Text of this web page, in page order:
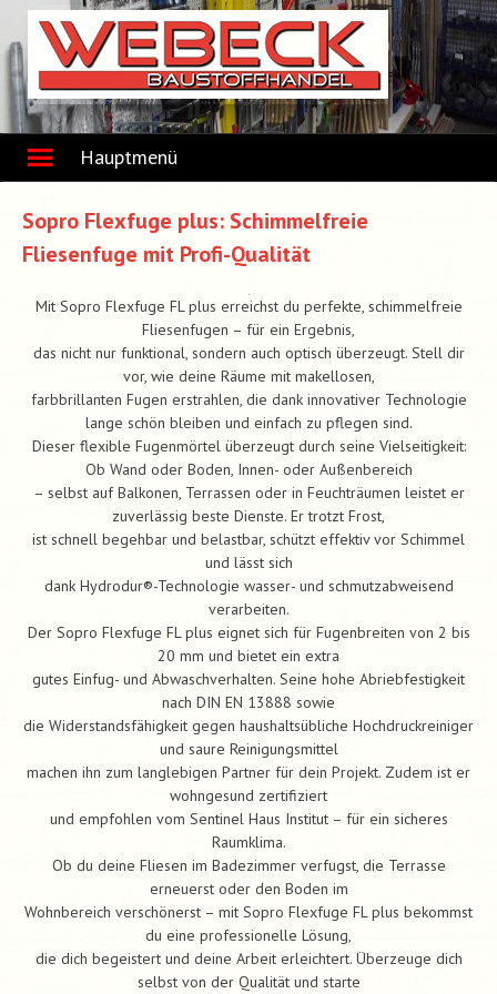
content
Hauptmenü
Sopro Flexfuge plus: Schimmelfreie
Fliesenfuge mit Profi-Qualität
Mit Sopro Flexfuge FL plus erreichst du perfekte, schimmelfreie
Fliesenfugen – für ein Ergebnis,
das nicht nur funktional, sondern auch optisch überzeugt. Stell dir
vor, wie deine Räume mit makellosen,
farbbrillanten Fugen erstrahlen, die dank innovativer Technologie
lange schön bleiben und einfach zu pflegen sind.
Dieser flexible Fugenmörtel überzeugt durch seine Vielseitigkeit:
Ob Wand oder Boden, Innen- oder Außenbereich
– selbst auf Balkonen, Terrassen oder in Feuchträumen leistet er
zuverlässig beste Dienste. Er trotzt Frost,
ist schnell begehbar und belastbar, schützt effektiv vor Schimmel
und lässt sich
dank Hydrodur®-Technologie wasser- und schmutzabweisend
verarbeiten.
Der Sopro Flexfuge FL plus eignet sich für Fugenbreiten von 2 bis
20 mm und bietet ein extra
gutes Einfug- und Abwaschverhalten. Seine hohe Abriebfestigkeit
nach DIN EN 13888 sowie
die Widerstandsfähigkeit gegen haushaltsübliche Hochdruckreiniger
und saure Reinigungsmittel
machen ihn zum langlebigen Partner für dein Projekt. Zudem ist er
wohngesund zertifiziert
und empfohlen vom Sentinel Haus Institut – für ein sicheres
Raumklima.
Ob du deine Fliesen im Badezimmer verfugst, die Terrasse
erneuerst oder den Boden im
Wohnbereich verschönerst – mit Sopro Flexfuge FL plus bekommst
du eine professionelle Lösung,
die dich begeistert und deine Arbeit erleichtert. Überzeuge dich
selbst von der Qualität und starte